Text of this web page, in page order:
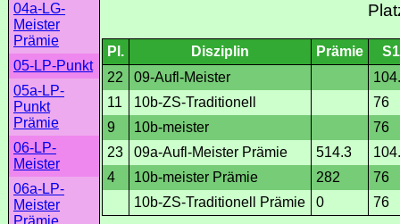
04a-LG-
Meister
Prämie
05-LP-Punkt
05a-LP-
Punkt
Prämie
06-LP-
Meister
06a-LP-
Meister
Prämie
Pl. Disziplin Prämie
S1
22
09-Aufl-Meister
11
10b-ZS-Traditionell
76
9
10b-meister
76
23
09a-Aufl-Meister Prämie 514.3
4
10b-meister Prämie 282
76
10b-ZS-Traditionell Prämie
0 76